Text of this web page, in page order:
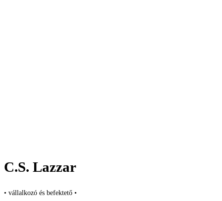
C.S. Lazzar
• vállalkozó és befektető •